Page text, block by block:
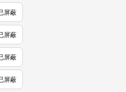
屏蔽
屏蔽
屏蔽
屏蔽